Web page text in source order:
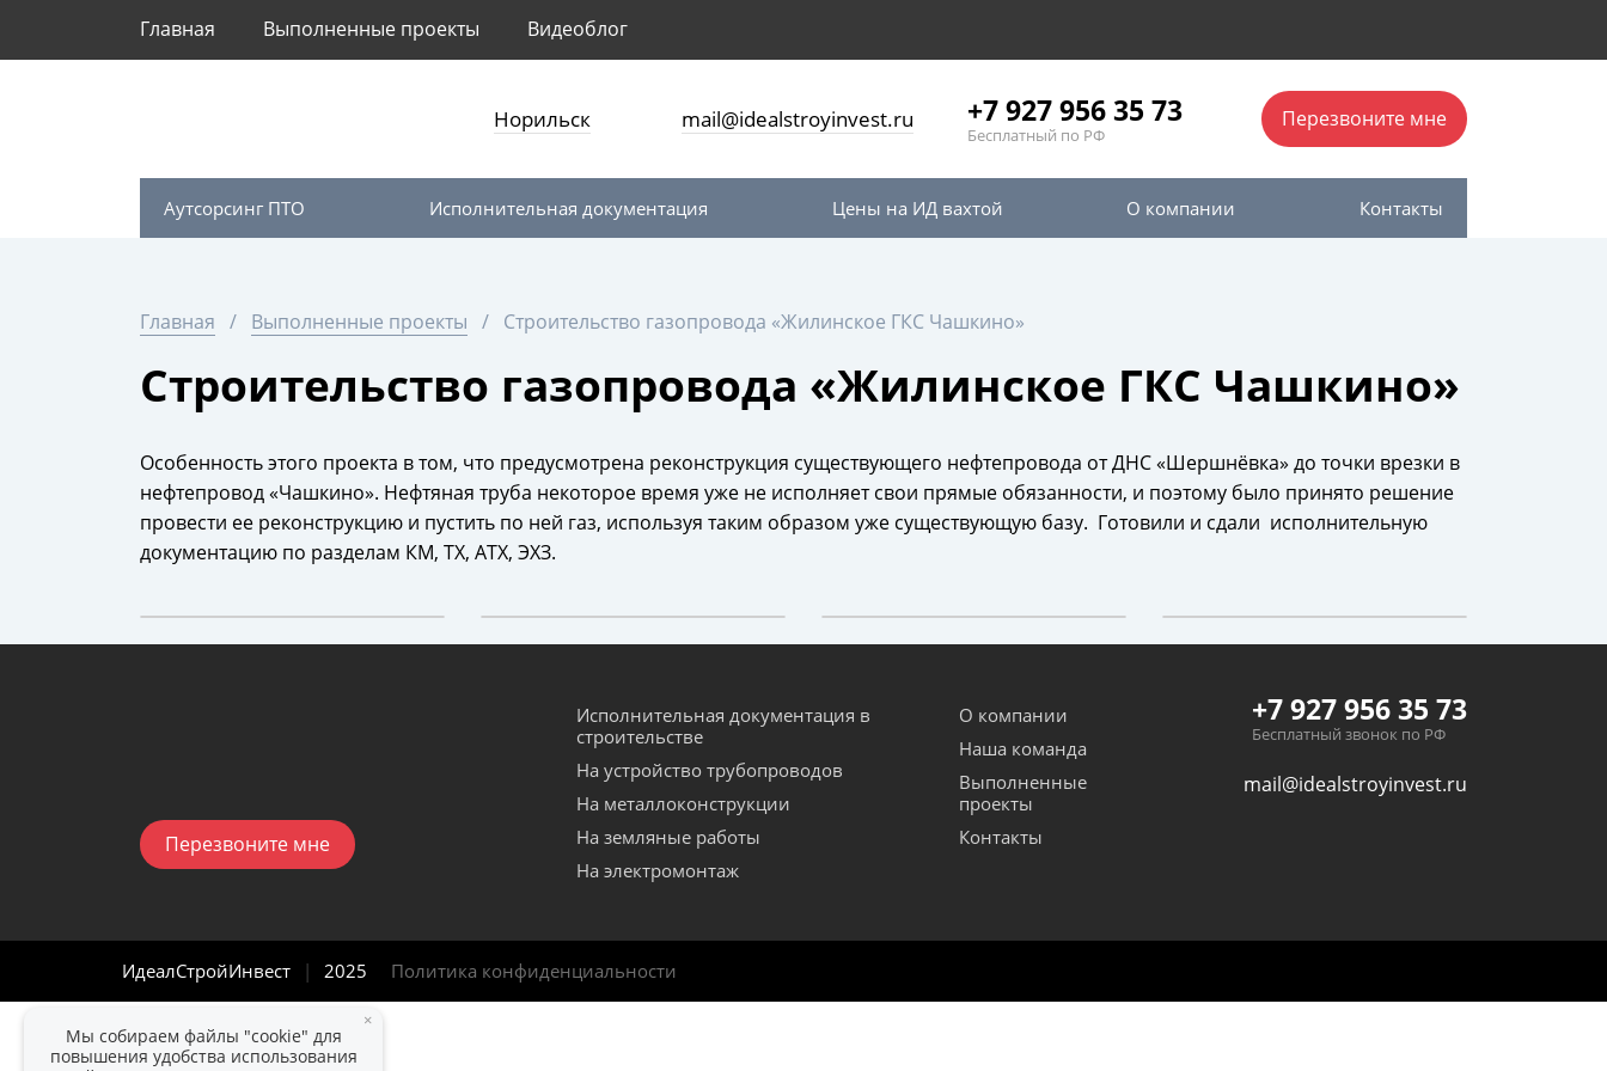
Главная Выполненные проекты Видеоблог
Норильск mail@idealstroyinvest.ru +7 927 956 35 73
Бесплатный по РФ
Перезвоните мне
Аутсорсинг ПТО Исполнительная документация Цены на ИД вахтой О компании Контакты
Главная Выполненные проекты Строительство газопровода «Жилинское ГКС Чашкино»
Строительство газопровода «Жилинское ГКС Чашкино»
Особенность этого проекта в том, что предусмотрена реконструкция существующего нефтепровода от ДНС «Шершнёвка» до точки врезки в
нефтепровод «Чашкино». Нефтяная труба некоторое время уже не исполняет свои прямые обязанности, и поэтому было принято решение
провести ее реконструкцию и пустить по ней газ, используя таким образом уже существующую базу. Готовили и сдали исполнительную
документацию по разделам КМ, ТХ, АТХ, ЭХЗ.
Перезвоните мне
Исполнительная документация в
строительстве
На устройство трубопроводов
На металлоконструкции
На земляные работы
На электромонтаж
О компании
Наша команда
Выполненные
проекты
Контакты
+7 927 956 35 73
Бесплатный звонок по РФ
mail@idealstroyinvest.ru
ИдеалСтройИнвест | 2025 Политика конфиденциальности
×
Мы собираем файлы "cookie" для
повышения удобства использования